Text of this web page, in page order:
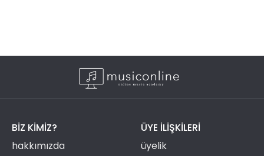
BIZ KIMIZ?
hakkımızda
ÜYE ILIŞKILERI
üyelik